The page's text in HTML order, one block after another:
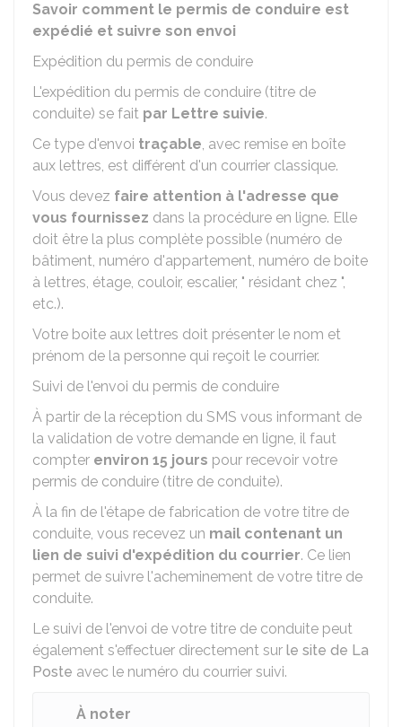
Savoir comment le permis de conduire est
expédié et suivre son envoi
Expédition du permis de conduire
L'expédition du permis de conduire (titre de
conduite) se fait par Lettre suivie.
Ce type d'envoi traçable, avec remise en boîte
aux lettres, est différent d'un courrier classique.
Vous devez faire attention à l'adresse que
vous fournissez dans la procédure en ligne. Elle
doit être la plus complète possible (numéro de
bâtiment, numéro d'appartement, numéro de boite
à lettres, étage, couloir, escalier, " résidant chez ",
etc.).
Votre boite aux lettres doit présenter le nom et
prénom de la personne qui reçoit le courrier.
Suivi de l'envoi du permis de conduire
À partir de la réception du SMS vous informant de
la validation de votre demande en ligne, il faut
compter environ 15 jours pour recevoir votre
permis de conduire (titre de conduite).
À la fin de l'étape de fabrication de votre titre de
conduite, vous recevez un mail contenant un
lien de suivi d'expédition du courrier. Ce lien
permet de suivre l'acheminement de votre titre de
conduite.
Le suivi de l'envoi de votre titre de conduite peut
également s'effectuer directement sur le site de La
Poste avec le numéro du courrier suivi.
À noter